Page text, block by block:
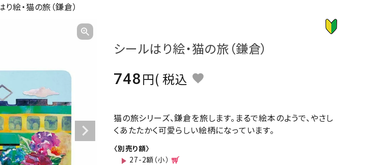
絵・猫の旅（鎌倉）
シールはり絵・猫の旅（鎌倉）
748
税込
猫の旅シリーズ、鎌倉を旅します。まるで絵本のようで、やさし
くあたたかく可愛らしい絵柄になっています。
〈別売り額〉
27-2額（小）